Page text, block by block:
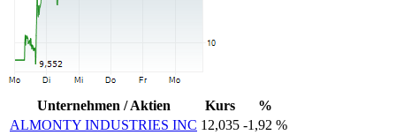
Unternehmen / Aktien Kurs
%
ALMONTY INDUSTRIES INC 12,035 -1,92 %